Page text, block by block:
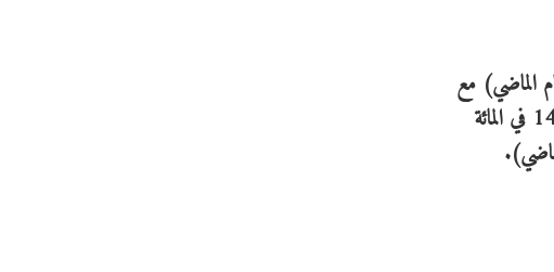
من 101 في المائة مقارنةً بالعام الماضي) مع
891 مستثمراً نشطاً. وهي تظهر التزامها الوثيق بالسوق، حيث تشارك 268 شركة في صفقتين أو أكثر (أكثر من 144 في المائة